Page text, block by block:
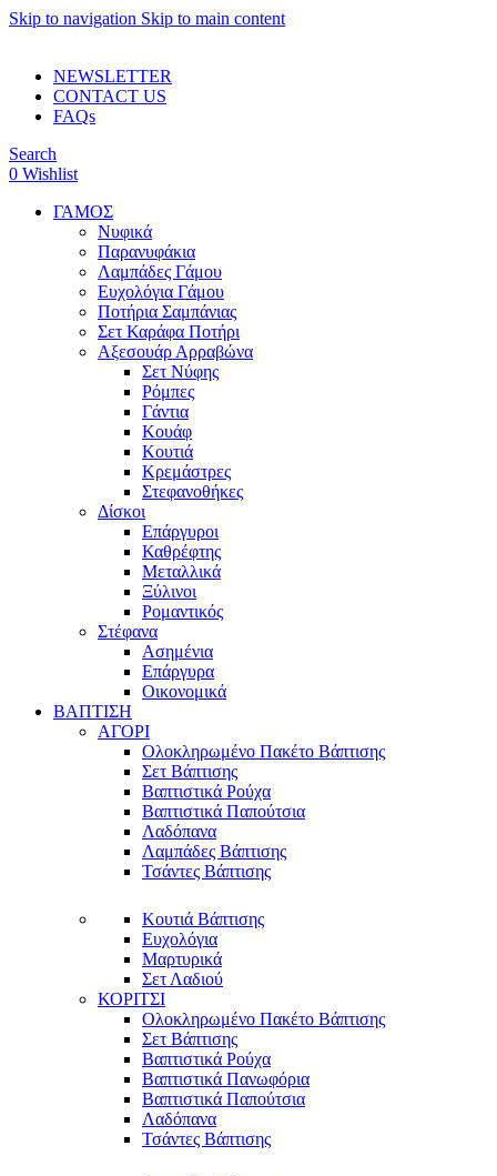
Skip to navigation Skip to main content
NEWSLETTER
CONTACT US
FAQs
Search
0 Wishlist
ΓΑΜΟΣ
Νυφικά
Παρανυφάκια
Λαμπάδες Γάμου
Ευχολόγια Γάμου
Ποτήρια Σαμπάνιας
Σετ Καράφα Ποτήρι
Αξεσουάρ Αρραβώνα
Σετ Νύφης
Ρόμπες
Γάντια
Κουάφ
Κουτιά
Κρεμάστρες
Στεφανοθήκες
Δίσκοι
Επάργυροι
Καθρέφτης
Μεταλλικά
Ξύλινοι
Ρομαντικός
Στέφανα
Ασημένια
Επάργυρα
Οικονομικά
ΒΑΠΤΙΣΗ
ΑΓΟΡΙ
Ολοκληρωμένο Πακέτο Βάπτισης
Σετ Βάπτισης
Βαπτιστικά Ρούχα
Βαπτιστικά Παπούτσια
Λαδόπανα
Λαμπάδες Βάπτισης
Τσάντες Βάπτισης
Κουτιά Βάπτισης
Ευχολόγια
Μαρτυρικά
Σετ Λαδιού
ΚΟΡΙΤΣΙ
Ολοκληρωμένο Πακέτο Βάπτισης
Σετ Βάπτισης
Βαπτιστικά Ρούχα
Βαπτιστικά Πανωφόρια
Βαπτιστικά Παπούτσια
Λαδόπανα
Τσάντες Βάπτισης